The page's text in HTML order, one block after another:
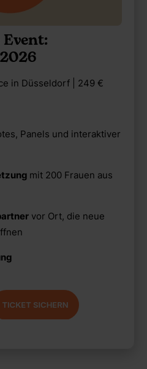
in Düsseldorf | 249 €
Panels und interaktiver
mit 200 Frauen aus
vor Ort, die neue